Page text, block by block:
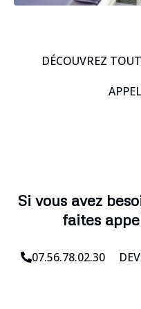
DÉCOUVREZ
Si vous avez
faites
07.56.78.02.30